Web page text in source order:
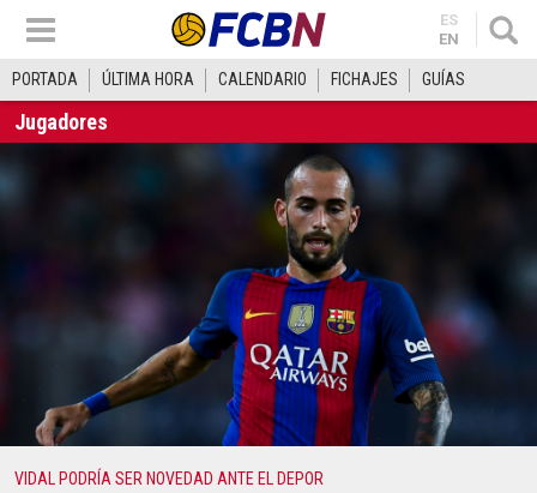
ES
EN
PORTADA ÚLTIMA HORA CALENDARIO FICHAJES GUÍAS
Jugadores
VIDAL PODRÍA SER NOVEDAD ANTE EL DEPOR